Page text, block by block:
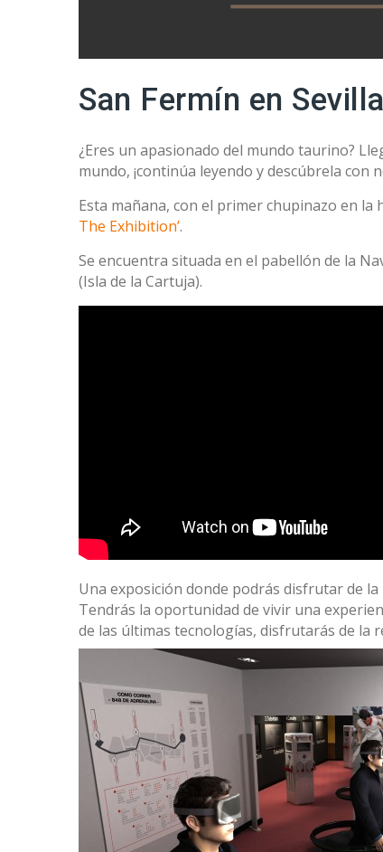
San Fermín en
¿Eres un apasionado del mundo taurino?
mundo, ¡continúa leyendo y descúbrela con
Esta mañana, con el primer chupinazo en
The Exhibition’.
Se encuentra situada en el pabellón de la
(Isla de la Cartuja).
Una exposición donde podrás disfrutar de
Tendrás la oportunidad de vivir una
de las últimas tecnologías, disfrutarás de la